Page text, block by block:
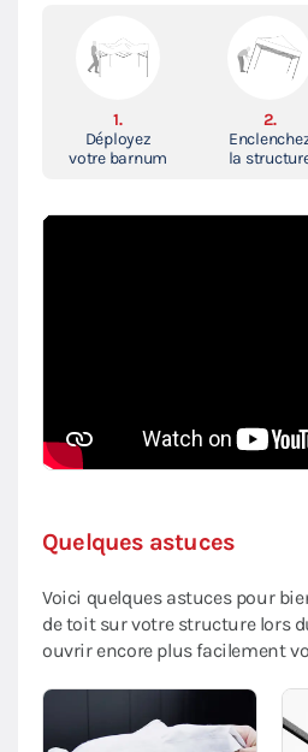
1.
Déployez
votre barnum
2.
la
Quelques astuces
Voici quelques astuces pour
de toit sur votre structure lors
ouvrir encore plus facilement